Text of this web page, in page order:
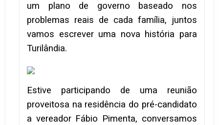
um plano de governo baseado nos
problemas reais de cada família, juntos
vamos escrever uma nova história para
Turilândia.
Estive participando de uma reunião
proveitosa na residência do pré-candidato
a vereador Fábio Pimenta, conversamos